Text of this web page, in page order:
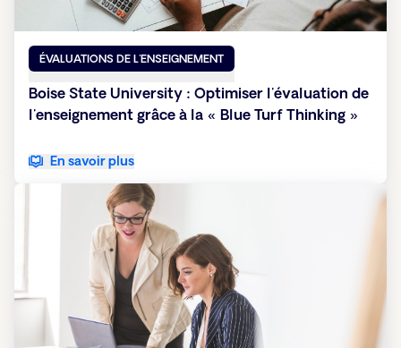
ÉVALUATIONS DE L'ENSEIGNEMENT
Boise State University : Optimiser l'évaluation de
l'enseignement grâce à la « Blue Turf Thinking »
En savoir plus